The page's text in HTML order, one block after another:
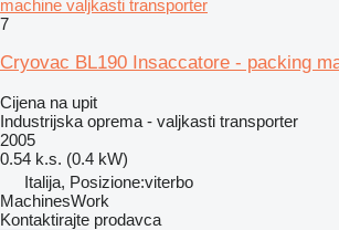
machine valjkasti transporter
7
Cryovac BL190 Insaccatore - packing
Cijena na upit
Industrijska oprema - valjkasti transporter
2005
0.54 k.s. (0.4 kW)
Italija, Posizione:viterbo
MachinesWork
Kontaktirajte prodavca